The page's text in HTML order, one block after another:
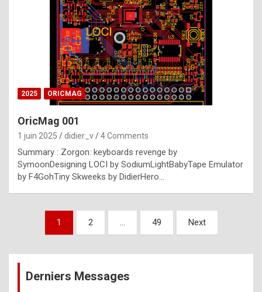
s
t
p
h
o
n
y
l
e
x
a
2025 ORICMAG
OricMag 001
1 juin 2025 didier_v 4 Comments
Summary : Zorgon: keyboards revenge by
SymoonDesigning LOCI by SodiumLightBabyTape Emulator
by F4GohTiny Skweeks by DidierHero…
Pagination
publications
1 2 … 49 Next
Derniers Messages